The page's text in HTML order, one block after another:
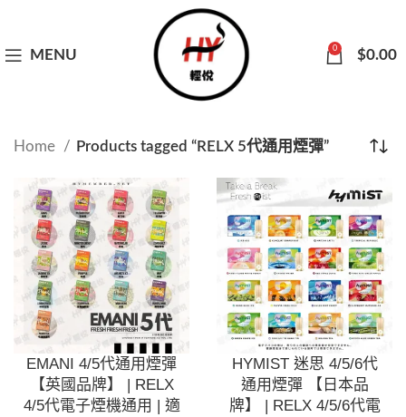
MENU 0 $0.00
Home Products tagged “RELX 5代通用煙彈”
EMANI 4/5代通用煙彈
【英國品牌】 | RELX
4/5代電子煙機通用 | 適
HYMIST 迷思 4/5/6代
通用煙彈 【日本品
牌】 | RELX 4/5/6代電